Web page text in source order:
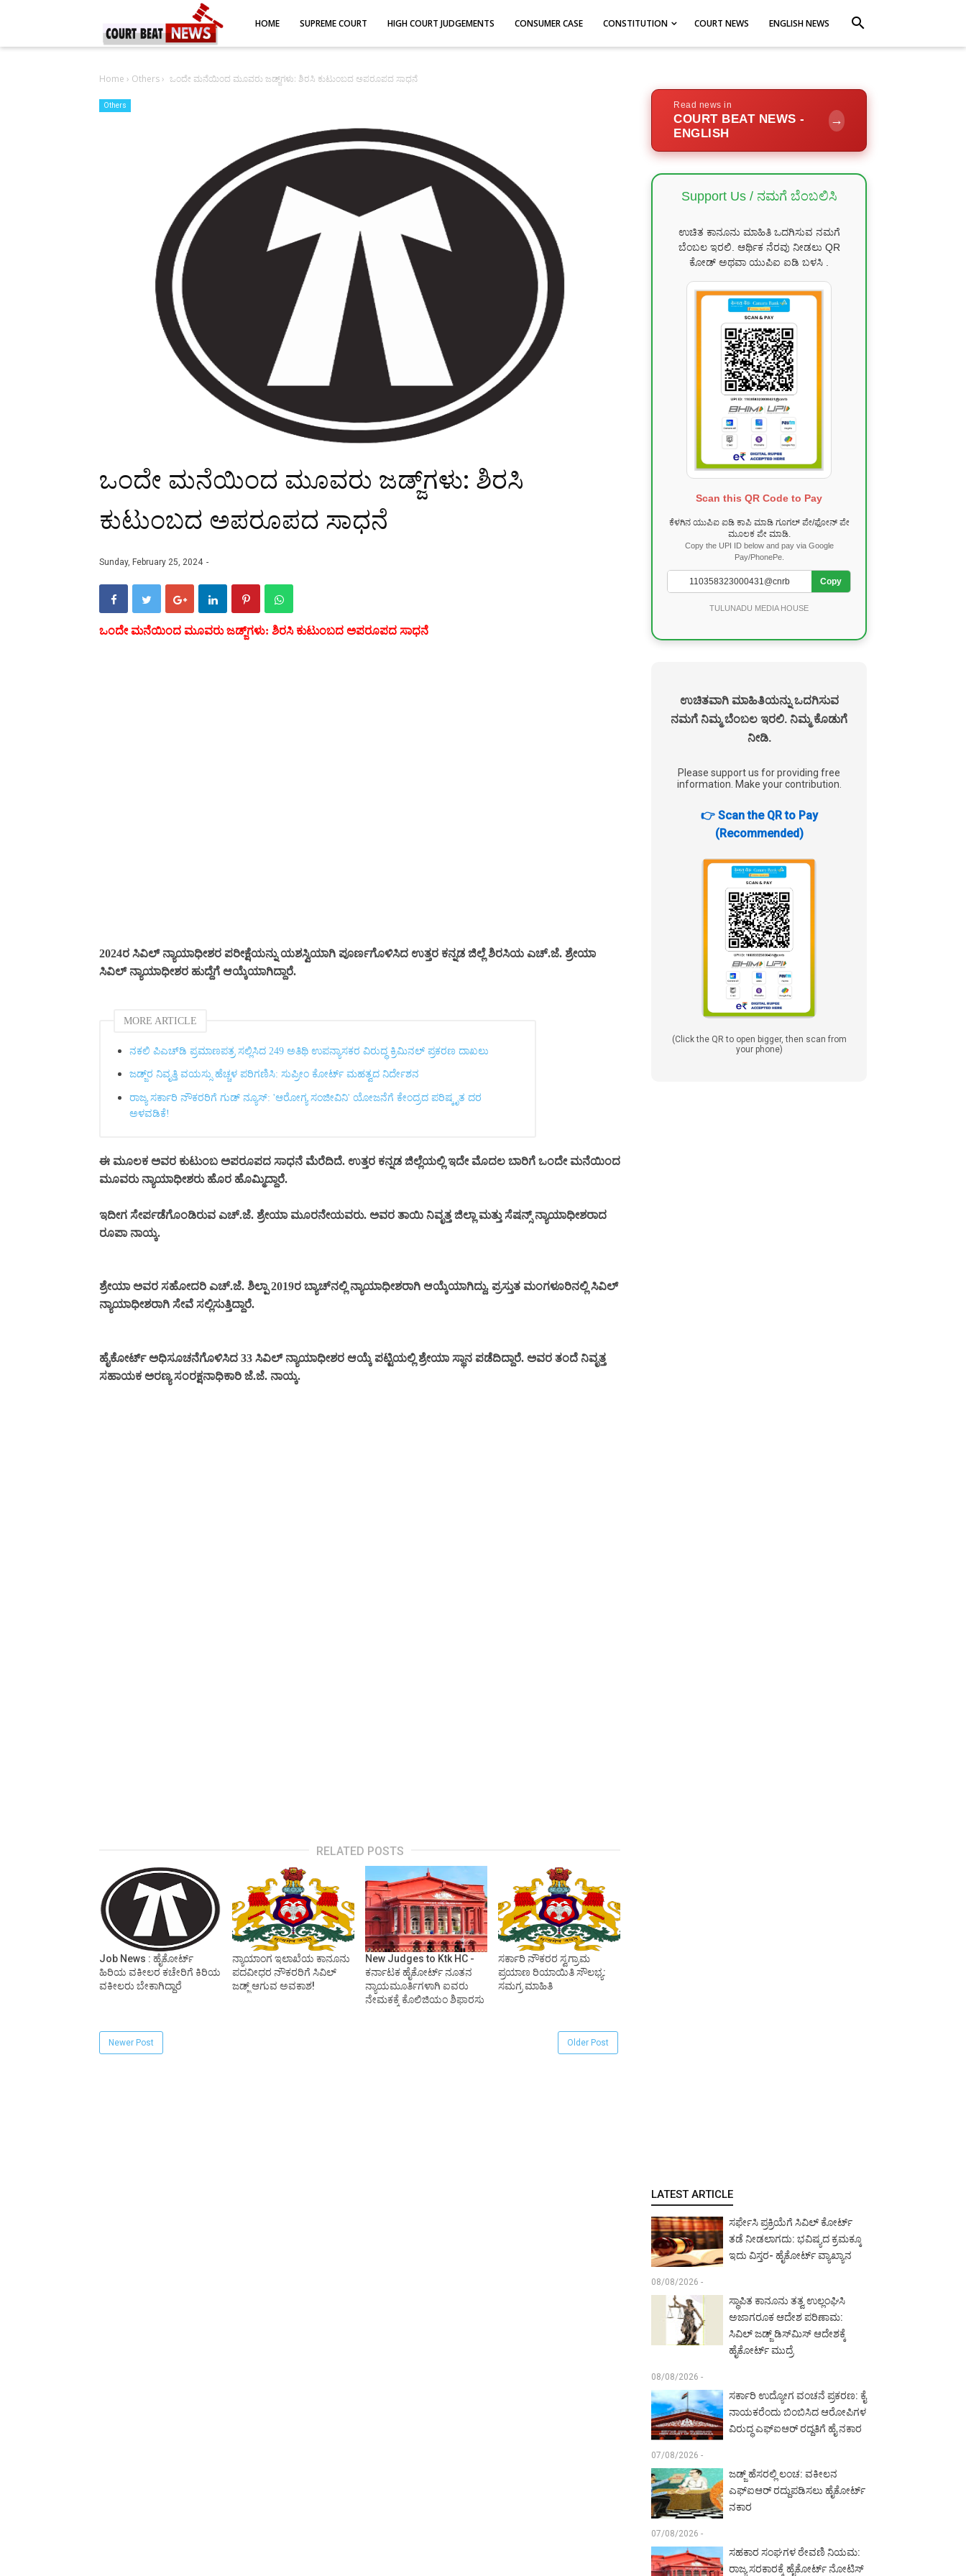
HOME SUPREME COURT HIGH COURT JUDGEMENTS CONSUMER CASE CONSTITUTION COURT NEWS ENGLISH NEWS search
Home › Others› ಒಂದೇ ಮನೆಯಿಂದ ಮೂವರು ಜಡ್ಜ್‌ಗಳು: ಶಿರಸಿ ಕುಟುಂಬದ ಅಪರೂಪದ ಸಾಧನೆ
Others
ಒಂದೇ ಮನೆಯಿಂದ ಮೂವರು ಜಡ್ಜ್‌ಗಳು: ಶಿರಸಿ
ಕುಟುಂಬದ ಅಪರೂಪದ ಸಾಧನೆ
Sunday, February 25, 2024
ಒಂದೇ ಮನೆಯಿಂದ ಮೂವರು ಜಡ್ಜ್‌ಗಳು: ಶಿರಸಿ ಕುಟುಂಬದ ಅಪರೂಪದ ಸಾಧನೆ
2024ರ ಸಿವಿಲ್ ನ್ಯಾಯಾಧೀಶರ ಪರೀಕ್ಷೆಯನ್ನು ಯಶಸ್ವಿಯಾಗಿ ಪೂರ್ಣಗೊಳಿಸಿದ ಉತ್ತರ ಕನ್ನಡ ಜಿಲ್ಲೆ ಶಿರಸಿಯ ಎಚ್‌.ಜೆ. ಶ್ರೇಯಾ
ಸಿವಿಲ್ ನ್ಯಾಯಾಧೀಶರ ಹುದ್ದೆಗೆ ಆಯ್ಕೆಯಾಗಿದ್ದಾರೆ.
MORE ARTICLE
ನಕಲಿ ಪಿಎಚ್‌ಡಿ ಪ್ರಮಾಣಪತ್ರ ಸಲ್ಲಿಸಿದ 249 ಅತಿಥಿ ಉಪನ್ಯಾಸಕರ ವಿರುದ್ಧ ಕ್ರಿಮಿನಲ್ ಪ್ರಕರಣ ದಾಖಲು
ಜಡ್ಜ್‌ರ ನಿವೃತ್ತಿ ವಯಸ್ಸು ಹೆಚ್ಚಳ ಪರಿಗಣಿಸಿ: ಸುಪ್ರೀಂ ಕೋರ್ಟ್ ಮಹತ್ವದ ನಿರ್ದೇಶನ
ರಾಜ್ಯ ಸರ್ಕಾರಿ ನೌಕರರಿಗೆ ಗುಡ್ ನ್ಯೂಸ್: 'ಆರೋಗ್ಯ ಸಂಜೀವಿನಿ' ಯೋಜನೆಗೆ ಕೇಂದ್ರದ ಪರಿಷ್ಕೃತ ದರ
ಅಳವಡಿಕೆ!
ಈ ಮೂಲಕ ಅವರ ಕುಟುಂಬ ಅಪರೂಪದ ಸಾಧನೆ ಮೆರೆದಿದೆ. ಉತ್ತರ ಕನ್ನಡ ಜಿಲ್ಲೆಯಲ್ಲಿ ಇದೇ ಮೊದಲ ಬಾರಿಗೆ ಒಂದೇ ಮನೆಯಿಂದ
ಮೂವರು ನ್ಯಾಯಾಧೀಶರು ಹೊರ ಹೊಮ್ಮಿದ್ದಾರೆ.
ಇದೀಗ ಸೇರ್ಪಡೆಗೊಂಡಿರುವ ಎಚ್‌.ಜೆ. ಶ್ರೇಯಾ ಮೂರನೇಯವರು. ಅವರ ತಾಯಿ ನಿವೃತ್ತ ಜಿಲ್ಲಾ ಮತ್ತು ಸೆಷನ್ಸ್‌ ನ್ಯಾಯಾಧೀಶರಾದ
ರೂಪಾ ನಾಯ್ಕ.
ಶ್ರೇಯಾ ಅವರ ಸಹೋದರಿ ಎಚ್‌.ಜೆ. ಶಿಲ್ಪಾ 2019ರ ಬ್ಯಾಚ್‌ನಲ್ಲಿ ನ್ಯಾಯಾಧೀಶರಾಗಿ ಆಯ್ಕೆಯಾಗಿದ್ದು, ಪ್ರಸ್ತುತ ಮಂಗಳೂರಿನಲ್ಲಿ ಸಿವಿಲ್
ನ್ಯಾಯಾಧೀಶರಾಗಿ ಸೇವೆ ಸಲ್ಲಿಸುತ್ತಿದ್ದಾರೆ.
ಹೈಕೋರ್ಟ್ ಅಧಿಸೂಚನೆಗೊಳಿಸಿದ 33 ಸಿವಿಲ್ ನ್ಯಾಯಾಧೀಶರ ಆಯ್ಕೆ ಪಟ್ಟಿಯಲ್ಲಿ ಶ್ರೇಯಾ ಸ್ಥಾನ ಪಡೆದಿದ್ದಾರೆ. ಅವರ ತಂದೆ ನಿವೃತ್ತ
ಸಹಾಯಕ ಅರಣ್ಯ ಸಂರಕ್ಷನಾಧಿಕಾರಿ ಜೆ.ಜೆ. ನಾಯ್ಕ.
RELATED POSTS
Job News : ಹೈಕೋರ್ಟ್
ಹಿರಿಯ ವಕೀಲರ ಕಚೇರಿಗೆ ಕಿರಿಯ
ವಕೀಲರು ಬೇಕಾಗಿದ್ದಾರೆ
ನ್ಯಾಯಾಂಗ ಇಲಾಖೆಯ ಕಾನೂನು
ಪದವೀಧರ ನೌಕರರಿಗೆ ಸಿವಿಲ್
ಜಡ್ಜ್ ಆಗುವ ಅವಕಾಶ!
New Judges to Ktk HC -
ಕರ್ನಾಟಕ ಹೈಕೋರ್ಟ್ ನೂತನ
ನ್ಯಾಯಮೂರ್ತಿಗಳಾಗಿ ಐವರು
ನೇಮಕಕ್ಕೆ ಕೊಲಿಜಿಯಂ ಶಿಫಾರಸು
ಸರ್ಕಾರಿ ನೌಕರರ ಸ್ವಗ್ರಾಮ
ಪ್ರಯಾಣ ರಿಯಾಯಿತಿ ಸೌಲಭ್ಯ:
ಸಮಗ್ರ ಮಾಹಿತಿ
Newer Post Older Post
Read news in
COURT BEAT NEWS -
ENGLISH
→
Support Us / ನಮಗೆ ಬೆಂಬಲಿಸಿ
ಉಚಿತ ಕಾನೂನು ಮಾಹಿತಿ ಒದಗಿಸುವ ನಮಗೆ
ಬೆಂಬಲ ಇರಲಿ. ಆರ್ಥಿಕ ನೆರವು ನೀಡಲು QR
ಕೋಡ್ ಅಥವಾ ಯುಪಿಐ ಐಡಿ ಬಳಸಿ .
Scan this QR Code to Pay
ಕೆಳಗಿನ ಯುಪಿಐ ಐಡಿ ಕಾಪಿ ಮಾಡಿ ಗೂಗಲ್ ಪೇ/ಫೋನ್ ಪೇ
ಮೂಲಕ ಪೇ ಮಾಡಿ.
Copy the UPI ID below and pay via Google
Pay/PhonePe.
Copy
TULUNADU MEDIA HOUSE
ಉಚಿತವಾಗಿ ಮಾಹಿತಿಯನ್ನು ಒದಗಿಸುವ
ನಮಗೆ ನಿಮ್ಮ ಬೆಂಬಲ ಇರಲಿ. ನಿಮ್ಮ ಕೊಡುಗೆ
ನೀಡಿ.
Please support us for providing free
information. Make your contribution.
👉 Scan the QR to Pay
(Recommended)
(Click the QR to open bigger, then scan from
your phone)
LATEST ARTICLE
ಸರ್ಫೇಸಿ ಪ್ರಕ್ರಿಯೆಗೆ ಸಿವಿಲ್ ಕೋರ್ಟ್
ತಡೆ ನೀಡಲಾಗದು: ಭವಿಷ್ಯದ ಕ್ರಮಕ್ಕೂ
ಇದು ವಿಸ್ತರ- ಹೈಕೋರ್ಟ್ ವ್ಯಾಖ್ಯಾನ
08/08/2026 -
ಸ್ಥಾಪಿತ ಕಾನೂನು ತತ್ವ ಉಲ್ಲಂಘಿಸಿ
ಅಜಾಗರೂಕ ಆದೇಶ ಪರಿಣಾಮ:
ಸಿವಿಲ್ ಜಡ್ಜ್ ಡಿಸ್‌ಮಿಸ್ ಆದೇಶಕ್ಕೆ
ಹೈಕೋರ್ಟ್ ಮುದ್ರೆ
08/08/2026 -
ಸರ್ಕಾರಿ ಉದ್ಯೋಗ ವಂಚನೆ ಪ್ರಕರಣ: ಕೈ
ನಾಯಕರೆಂದು ಬಿಂಬಿಸಿದ ಆರೋಪಿಗಳ
ವಿರುದ್ಧ ಎಫ್‌ಐಆರ್ ರದ್ದತಿಗೆ ಹೈ ನಕಾರ
07/08/2026 -
ಜಡ್ಜ್ ಹೆಸರಲ್ಲಿ ಲಂಚ: ವಕೀಲನ
ಎಫ್‌ಐಆರ್ ರದ್ದುಪಡಿಸಲು ಹೈಕೋರ್ಟ್
ನಕಾರ
07/08/2026 -
ಸಹಕಾರ ಸಂಘಗಳ ಠೇವಣಿ ನಿಯಮ:
ರಾಜ್ಯ ಸರಕಾರಕ್ಕೆ ಹೈಕೋರ್ಟ್ ನೋಟಿಸ್